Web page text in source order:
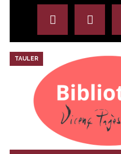
TAULER